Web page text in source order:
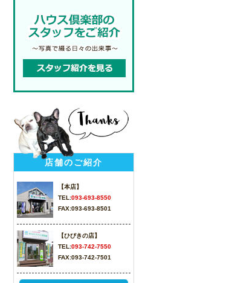
店舗のご紹介
【本店】
TEL:093-693-8550
FAX:093-693-8501
【ひびきの店】
TEL:093-742-7550
FAX:093-742-7501